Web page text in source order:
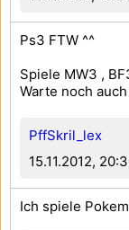
PffSkril_lex
15.11.2012,
Ps3 FTW ^^
Spiele MW3 ,
Warte noch
Ich spiele